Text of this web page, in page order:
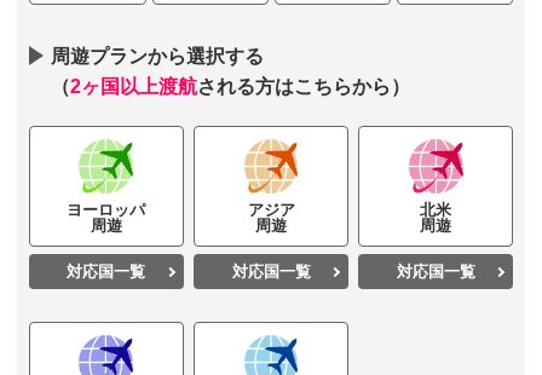
周遊プランから選択する
（2ヶ国以上渡航される方はこちらから）
ヨーロッパ
周遊
対応国一覧
アジア
周遊
対応国一覧
北米
周遊
対応国一覧